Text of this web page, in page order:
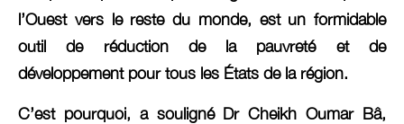
l’Ouest vers le reste du monde, est un formidable
outil de réduction de la pauvreté et de
développement pour tous les États de la région.
C’est pourquoi, a souligné Dr Cheikh Oumar Bâ,